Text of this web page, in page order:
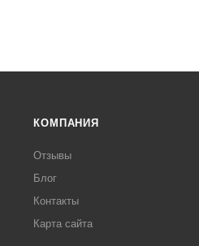
КОМПАНИЯ
Отзывы
Блог
Контакты
Карта сайта